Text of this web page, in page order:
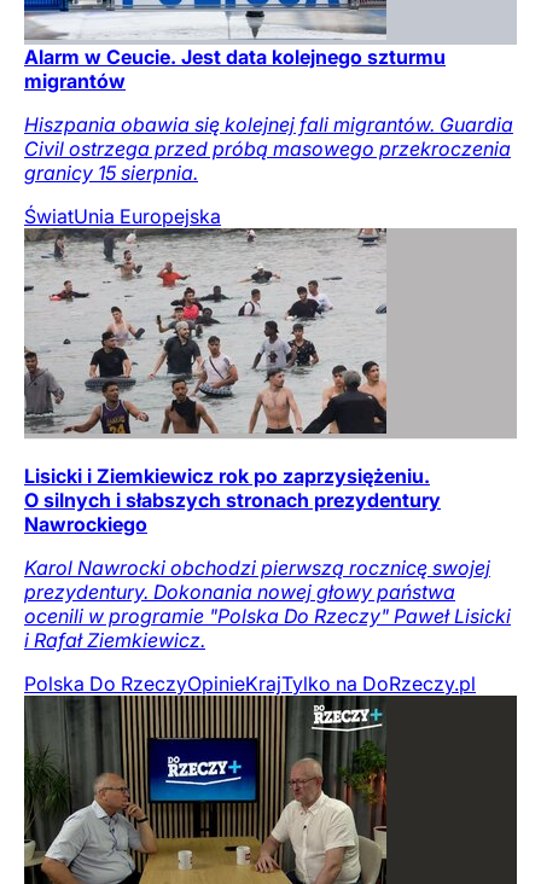
Alarm w Ceucie. Jest data kolejnego szturmu
migrantów
Hiszpania obawia się kolejnej fali migrantów. Guardia
Civil ostrzega przed próbą masowego przekroczenia
granicy 15 sierpnia.
ŚwiatUnia Europejska
Lisicki i Ziemkiewicz rok po zaprzysiężeniu.
O silnych i słabszych stronach prezydentury
Nawrockiego
Karol Nawrocki obchodzi pierwszą rocznicę swojej
prezydentury. Dokonania nowej głowy państwa
ocenili w programie "Polska Do Rzeczy" Paweł Lisicki
i Rafał Ziemkiewicz.
Polska Do RzeczyOpinieKrajTylko na DoRzeczy.pl